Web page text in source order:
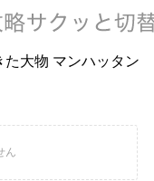
た大物 マンハッタン